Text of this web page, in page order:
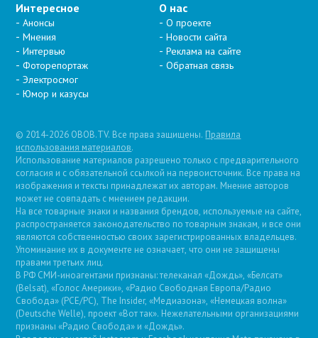
Интересное
Анонсы
Мнения
Интервью
Фоторепортаж
Электросмог
Юмор и казусы
О нас
О проекте
Новости сайта
Реклама на сайте
Обратная связь
© 2014-2026 OBOB.TV. Все права защищены. Правила
использования материалов.
Использование материалов разрешено только с предварительного
согласия и с обязательной ссылкой на первоисточник. Все права на
изображения и тексты принадлежат их авторам. Мнение авторов
может не совпадать с мнением редакции.
На все товарные знаки и названия брендов, используемые на сайте,
распространяется законодательство по товарным знакам, и все они
являются собственностью своих зарегистрированных владельцев.
Упоминание их в документе не означает, что они не защищены
правами третьих лиц.
В РФ СМИ-иноагентами признаны: телеканал «Дождь», «Белсат»
(Belsat), «Голос Америки», «Радио Свободная Европа/Радио
Свобода» (PCE/PC), The Insider, «Медиазона», «Немецкая волна»
(Deutsche Welle), проект «Вот так». Нежелательными организациями
признаны «Радио Свобода» и «Дождь».